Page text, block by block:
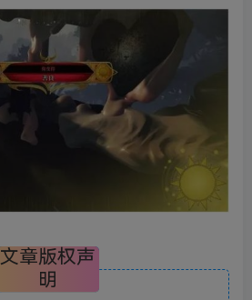
文章版权声
明